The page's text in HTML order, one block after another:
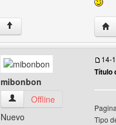
↑
mibonbon
mibonbon Ver perfil del
Offline
Nuevo
14-
Título
Tipo